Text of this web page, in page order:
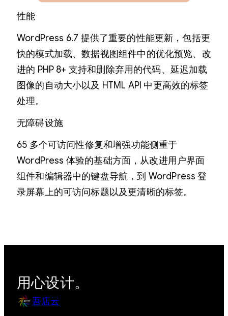
性能
WordPress 6.7 提供了重要的性能更新，包括更
快的模式加载、数据视图组件中的优化预览、改
进的 PHP 8+ 支持和删除弃用的代码、延迟加载
图像的自动大小以及 HTML API 中更高效的标签
处理。
无障碍设施
65 多个可访问性修复和增强功能侧重于
WordPress 体验的基础方面，从改进用户界面
组件和编辑器中的键盘导航，到 WordPress 登
录屏幕上的可访问标题以及更清晰的标签。
用心设计。
吾店云